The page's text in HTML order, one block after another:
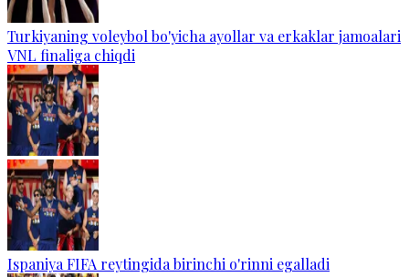
Turkiyaning voleybol bo'yicha ayollar va erkaklar jamoalari
VNL finaliga chiqdi
Ispaniya FIFA reytingida birinchi o'rinni egalladi